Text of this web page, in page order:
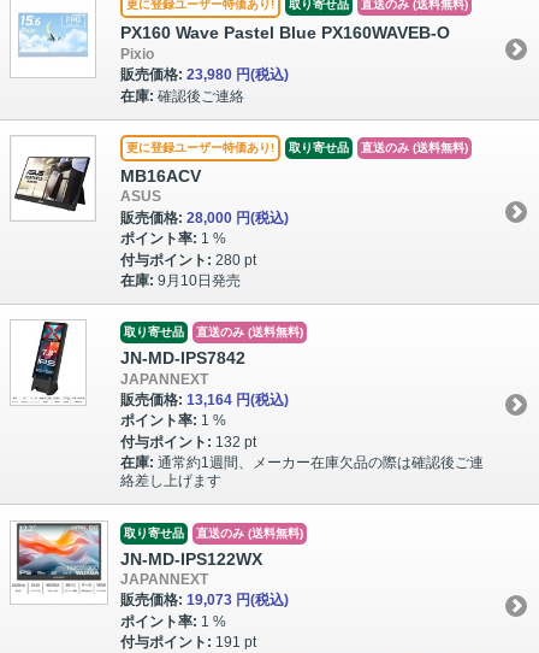
更に登録ユーザー特価あり! 取り寄せ品 直送のみ (送料無料)
PX160 Wave Pastel Blue PX160WAVEB-O
Pixio
販売価格: 23,980 円(税込)
在庫: 確認後ご連絡
更に登録ユーザー特価あり! 取り寄せ品 直送のみ (送料無料)
MB16ACV
ASUS
販売価格: 28,000 円(税込)
ポイント率: 1 %
付与ポイント: 280 pt
在庫: 9月10日発売
取り寄せ品 直送のみ (送料無料)
JN-MD-IPS7842
JAPANNEXT
販売価格: 13,164 円(税込)
ポイント率: 1 %
付与ポイント: 132 pt
在庫: 通常約1週間、メーカー在庫欠品の際は確認後ご連
絡差し上げます
取り寄せ品 直送のみ (送料無料)
JN-MD-IPS122WX
JAPANNEXT
販売価格: 19,073 円(税込)
ポイント率: 1 %
付与ポイント: 191 pt